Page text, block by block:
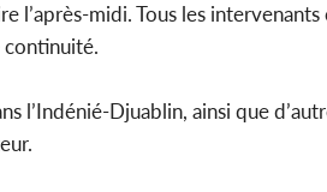
l’après-midi. Tous les
continuité.
l’Indénié-Djuablin, ainsi que